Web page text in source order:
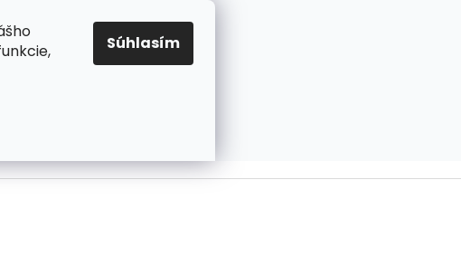
Súhlasím
ÚDAJOV PRAVIDLÁ PRE COOKIES
EUR